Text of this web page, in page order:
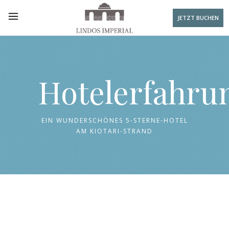
JETZT BUCHEN
EIN WUNDERSCHÖNES 5-STERNE-HOTEL
AM KIOTARI-STRAND